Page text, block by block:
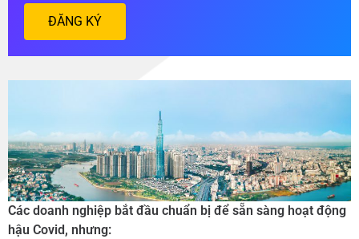
ĐĂNG KÝ
Các doanh nghiệp bắt đầu chuẩn bị để sẵn sàng hoạt động
hậu Covid, nhưng: